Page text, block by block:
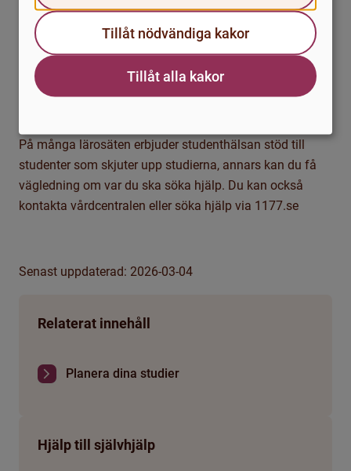
trots känslorna? Träna på att tolerera att
studier från och till är krävande på olika sätt.
När ska du söka hjälp?
På många lärosäten erbjuder studenthälsan stöd till
studenter som skjuter upp studierna, annars kan du få
vägledning om var du ska söka hjälp. Du kan också
kontakta vårdcentralen eller söka hjälp via 1177.se
Senast uppdaterad: 2026-03-04
Relaterat innehåll
Planera dina studier
Hjälp till självhjälp
Tillåt nödvändiga kakor
Tillåt alla kakor